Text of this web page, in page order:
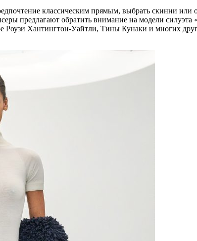
классическим прямым, выбрать скинни или
предлагают обратить внимание на модели силуэта
Роузи Хантингтон-Уайтли, Тины Кунаки и многих